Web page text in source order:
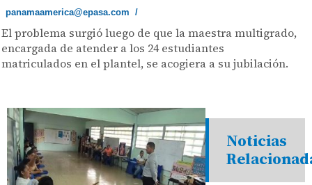
panamaamerica@epasa.com /
El problema surgió luego de que la maestra multigrado,
encargada de atender a los 24 estudiantes
matriculados en el plantel, se acogiera a su jubilación.
Noticias